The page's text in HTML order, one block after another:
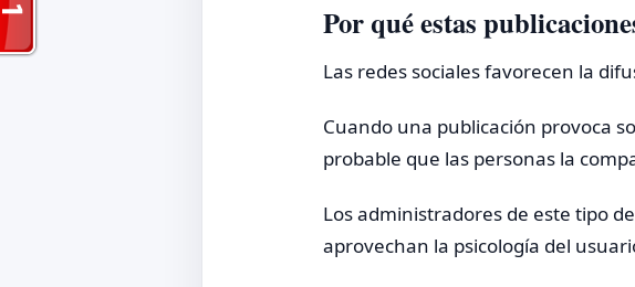
Por qué estas
Las redes sociales favorecen la
Cuando una publicación provoca
probable que las personas la
Los administradores de este tipo
aprovechan la psicología del